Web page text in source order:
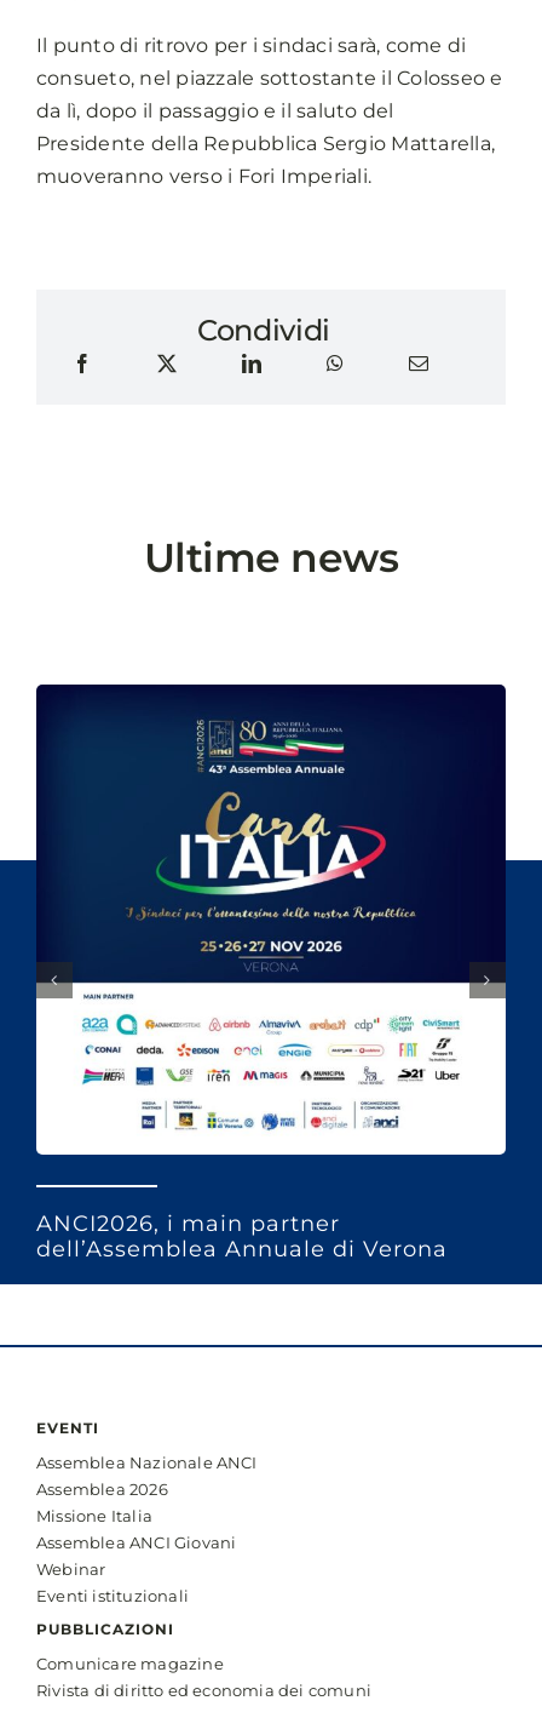
Il punto di ritrovo per i sindaci sarà, come di
consueto, nel piazzale sottostante il Colosseo e
da lì, dopo il passaggio e il saluto del
Presidente della Repubblica Sergio Mattarella,
muoveranno verso i Fori Imperiali.
Condividi
Ultime news
ANCI2026, i main partner
dell’Assemblea Annuale di Verona
EVENTI
Assemblea Nazionale ANCI
Assemblea 2026
Missione Italia
Assemblea ANCI Giovani
Webinar
Eventi istituzionali
PUBBLICAZIONI
Comunicare magazine
Rivista di diritto ed economia dei comuni